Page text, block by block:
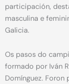
participación,
masculina e
Galicia.
Os pasos do
formado por Iván
Domínguez.